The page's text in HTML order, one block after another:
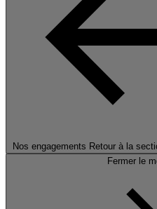
Nos engagements Retour à la
Fermer le